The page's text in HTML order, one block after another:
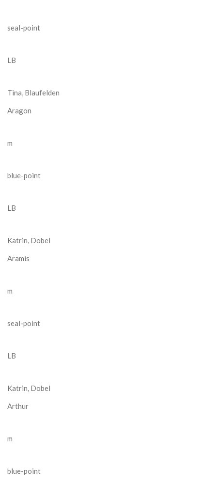
seal-point
LB
Tina, Blaufelden
Aragon
m
blue-point
LB
Katrin, Dobel
Aramis
m
seal-point
LB
Katrin, Dobel
Arthur
m
blue-point